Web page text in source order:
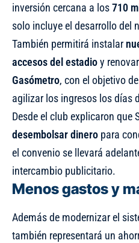
inversión cercana a los710
solo incluye el desarrollo del
También permitirá instalar
accesos del estadioy
Gasómetro, con el objetivo
agilizar los ingresos los días
Desde el club explicaron que
desembolsar dinero para
el convenio se llevará
intercambio publicitario.
Menos gastos y
Además de modernizar el
también representará un